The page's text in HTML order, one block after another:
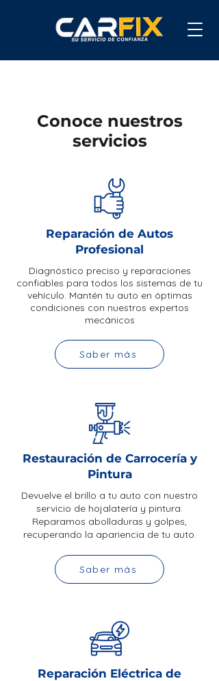
Conoce nuestros
servicios
Reparación de Autos
Profesional
Diagnóstico preciso y reparaciones
confiables para todos los sistemas de tu
vehículo. Mantén tu auto en óptimas
condiciones con nuestros expertos
mecánicos
Saber más
Restauración de Carrocería y
Pintura
Devuelve el brillo a tu auto con nuestro
servicio de hojalatería y pintura.
Reparamos abolladuras y golpes,
recuperando la apariencia de tu auto.
Saber más
Reparación Eléctrica de